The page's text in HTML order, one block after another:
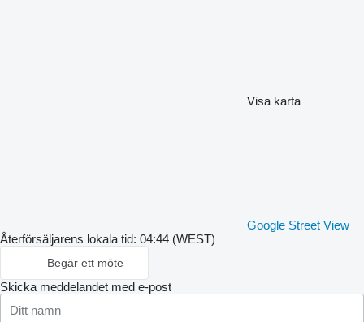
Visa karta
Google Street View
Återförsäljarens lokala tid: 04:44 (WEST)
Begär ett möte
Skicka meddelandet med e-post